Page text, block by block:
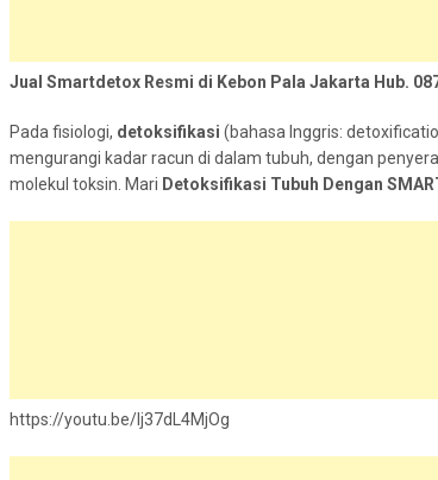
Jual Smartdetox Resmi di Kebon Pala Jakarta Hub.
Pada fisiologi, detoksifikasi (bahasa Inggris:
mengurangi kadar racun di dalam tubuh, dengan
molekul toksin. Mari Detoksifikasi Tubuh Dengan
https://youtu.be/Ij37dL4MjOg